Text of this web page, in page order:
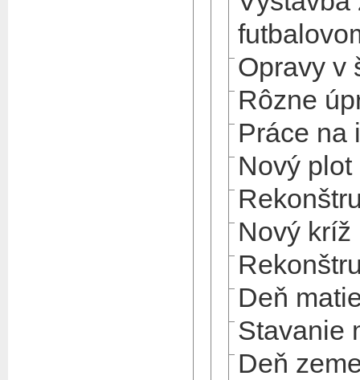
Opravy v
Rôzne
Práce na
Nový
Nový kríž
Deň
Stavanie
Deň